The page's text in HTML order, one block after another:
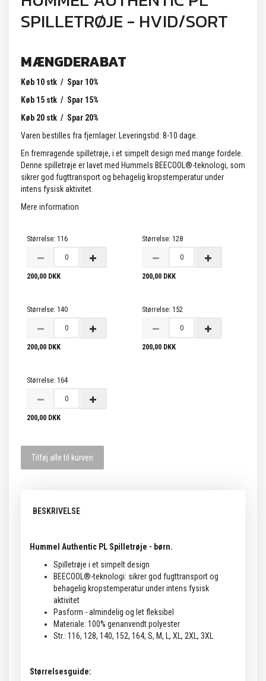
SPILLETRØJE - HVID/SORT
MÆNGDERABAT
Køb 10 stk / Spar 10%
Køb 15 stk / Spar 15%
Køb 20 stk / Spar 20%
Varen bestilles fra fjernlager. Leveringstid: 8-10 dage.
En fremragende spilletrøje, i et simpelt design med mange fordele.
Denne spilletrøje er lavet med Hummels BEECOOL®-teknologi, som
sikrer god fugttransport og behagelig kropstemperatur under
intens fysisk aktivitet.
Mere information
Størrelse: 116
200,00 DKK
Størrelse: 128
200,00 DKK
Størrelse: 140
200,00 DKK
Størrelse: 152
200,00 DKK
Størrelse: 164
200,00 DKK
Tilføj alle til kurven
BESKRIVELSE
Hummel Authentic PL Spilletrøje - børn.
Spilletrøje i et simpelt design
BEECOOL®-teknologi: sikrer god fugttransport og
behagelig kropstemperatur under intens fysisk
aktivitet
Pasform - almindelig og let fleksibel
Materiale: 100% genanvendt polyester
Str.: 116, 128, 140, 152, 164, S, M, L, XL, 2XL, 3XL
Størrelsesguide: